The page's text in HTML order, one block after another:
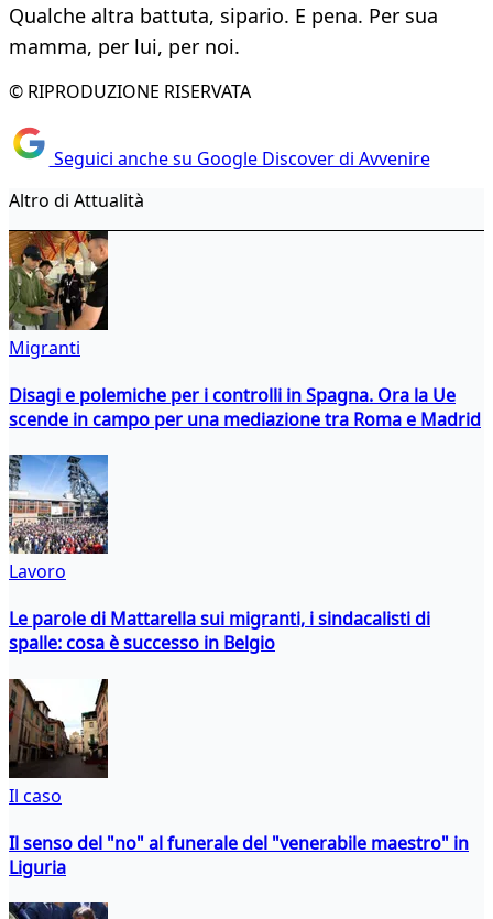
Qualche altra battuta, sipario. E pena. Per sua
mamma, per lui, per noi.
© RIPRODUZIONE RISERVATA
Seguici anche su Google Discover di Avvenire
Altro di Attualità
Migranti
Disagi e polemiche per i controlli in Spagna. Ora la Ue
scende in campo per una mediazione tra Roma e Madrid
Lavoro
Le parole di Mattarella sui migranti, i sindacalisti di
spalle: cosa è successo in Belgio
Il caso
Il senso del "no" al funerale del "venerabile maestro" in
Liguria